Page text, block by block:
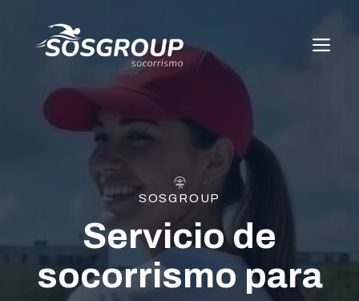
contenido
SOSGROUP
Servicio de
socorrismo para